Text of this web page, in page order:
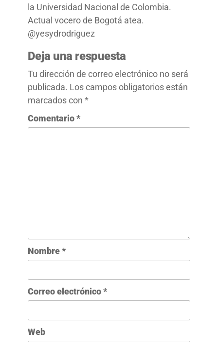
la Universidad Nacional de Colombia.
Actual vocero de Bogotá atea.
@yesydrodriguez
Deja una respuesta
Tu dirección de correo electrónico no será
publicada. Los campos obligatorios están
marcados con *
Comentario*
Nombre*
Correo electrónico*
Web